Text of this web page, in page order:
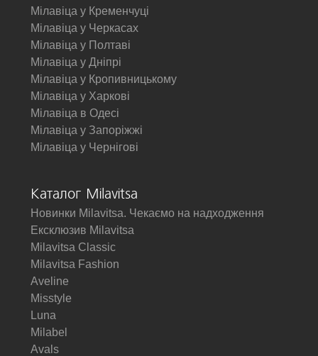
Мілавіца у Кременчуці
Мілавіца у Черкасах
Мілавіца у Полтаві
Мілавіца у Дніпрі
Мілавіца у Кропивницькому
Мілавіца у Харкові
Мілавіца в Одесі
Мілавіца у Запоріжжі
Мілавіца у Чернігові
Каталог Milavitsa
Новинки Milavitsa. Чекаємо на надходження
Ексклюзив Milavitsa
Milavitsa Classic
Milavitsa Fashion
Aveline
Misstyle
Luna
Milabel
Avals